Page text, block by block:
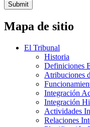
Submit
Mapa de sitio
El Tribunal
Historia
Definiciones
Atribuciones
Integración
Integración
Actividades
Relaciones